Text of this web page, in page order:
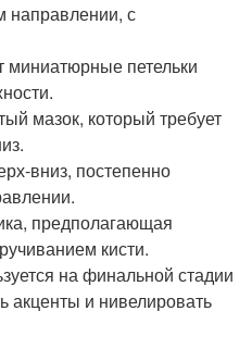
направлении, с
миниатюрные петельки
мазок, который требует
вниз, постепенно
предполагающая
кисти.
на финальной стадии
акценты и нивелировать